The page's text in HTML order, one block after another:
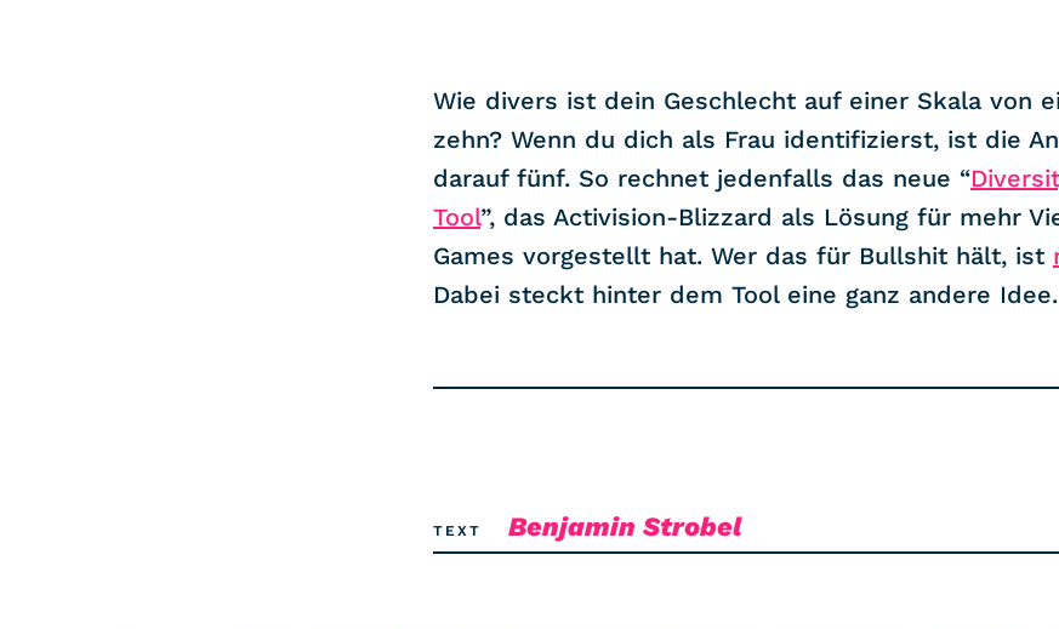
Wie divers ist dein Geschlecht auf einer Skala von
zehn? Wenn du dich als Frau identifizierst, ist die
darauf fünf. So rechnet jedenfalls das neue “
Tool”, das Activision-Blizzard als Lösung für mehr
Games vorgestellt hat. Wer das für Bullshit hält, ist
Dabei steckt hinter dem Tool eine ganz andere Idee.
TEXT Benjamin Strobel